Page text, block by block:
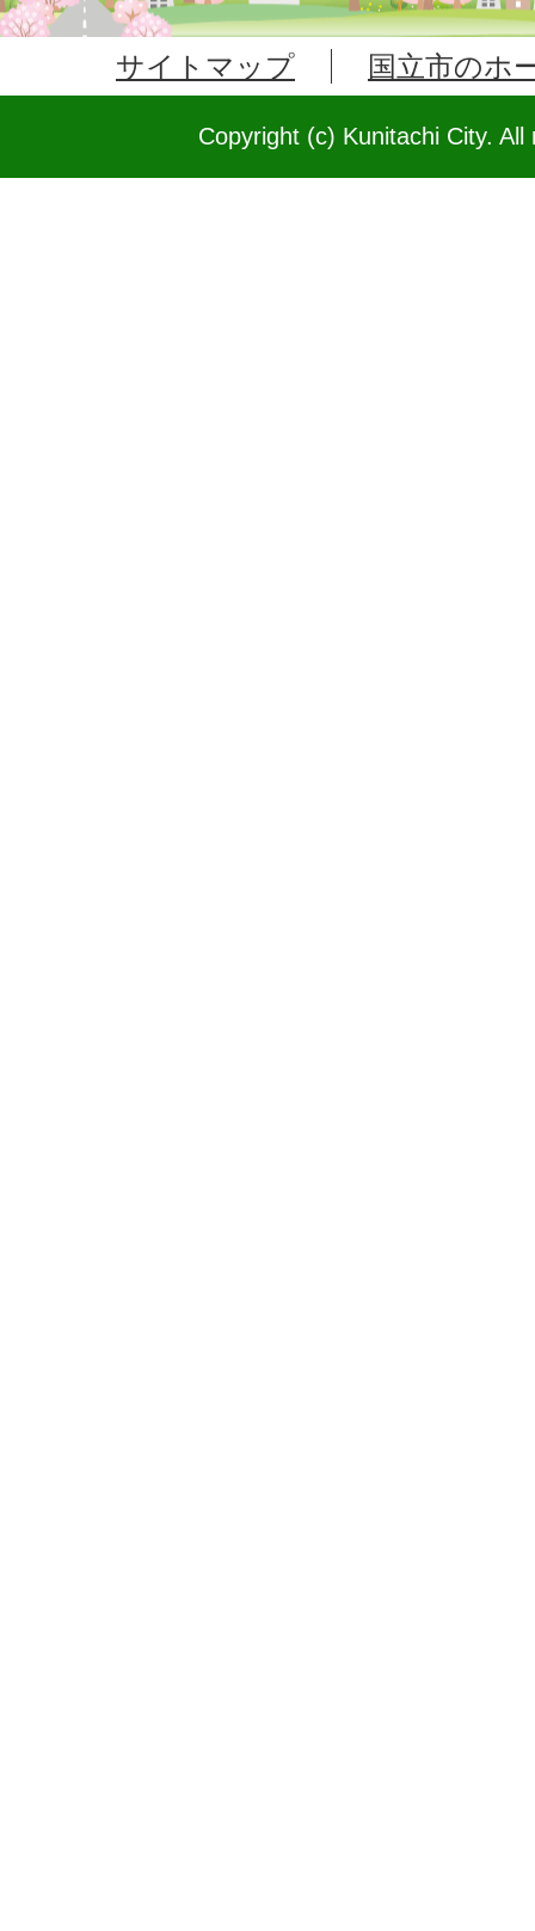
サイトマップ 国立市のホ
Copyright (c) Kunitachi City.